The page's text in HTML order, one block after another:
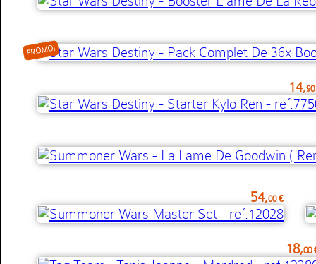
PROMO!
14,
54,00 €
18,00